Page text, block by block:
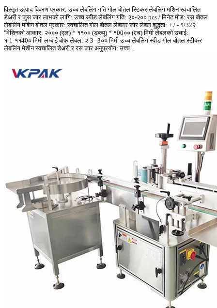
विस्तृत उत्पाद विवरण प्रकार: उच्च लेबलिंग गति गोल बोतल स्टिकर लेबलिंग मशिन स्वचालित
डेअरी र जुस जार लाभको लागि: उच्च स्पीड लेबलिंग गति: २०-२०० pcs / मिनेट मोड: रस बोतल
लेबलिंग मशिन बोतल प्रकार: स्वचालित गोल बोतल लेबलर जार लेबल शुद्धता: + / - १/32२
"मेशिनको आकार: २००० (एल) * ११०० (डब्ल्यू) * १00०० (एच) मिमी लेबलको उचाई:
१-1-११40० मिमी लम्बाई बोफ लेबल: २-3--3०० मिमी उच्च लेबलिंग स्पीड गोल बोतल स्टीकर
लेबलिंग मेशीन स्वचालित डेअरी र रस जार अनुप्रयोग: उच्च ...